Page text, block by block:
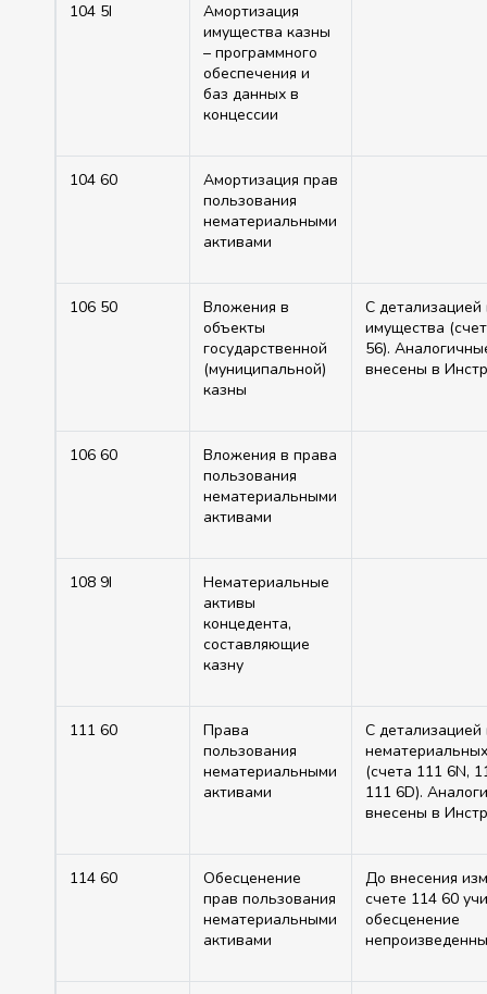
104 5I
Амортизация
имущества казны
– программного
обеспечения и
баз данных в
концессии
104 60
Амортизация прав
пользования
нематериальными
активами
106 50
Вложения в
объекты
государственной
(муниципальной)
казны
С
имущества
56).
внесены в
106 60
Вложения в права
пользования
нематериальными
активами
108 9I
Нематериальные
активы
концедента,
составляющие
казну
111 60
Права
пользования
нематериальными
активами
С
(счета 111 6N,
111 6D).
внесены в
114 60
Обесценение
прав пользования
нематериальными
активами
До внесения
счете 114 60
обесценение